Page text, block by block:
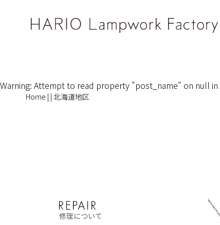
Warning: Attempt to read property "post_name" on null in
Home | | 北海道地区
修理について